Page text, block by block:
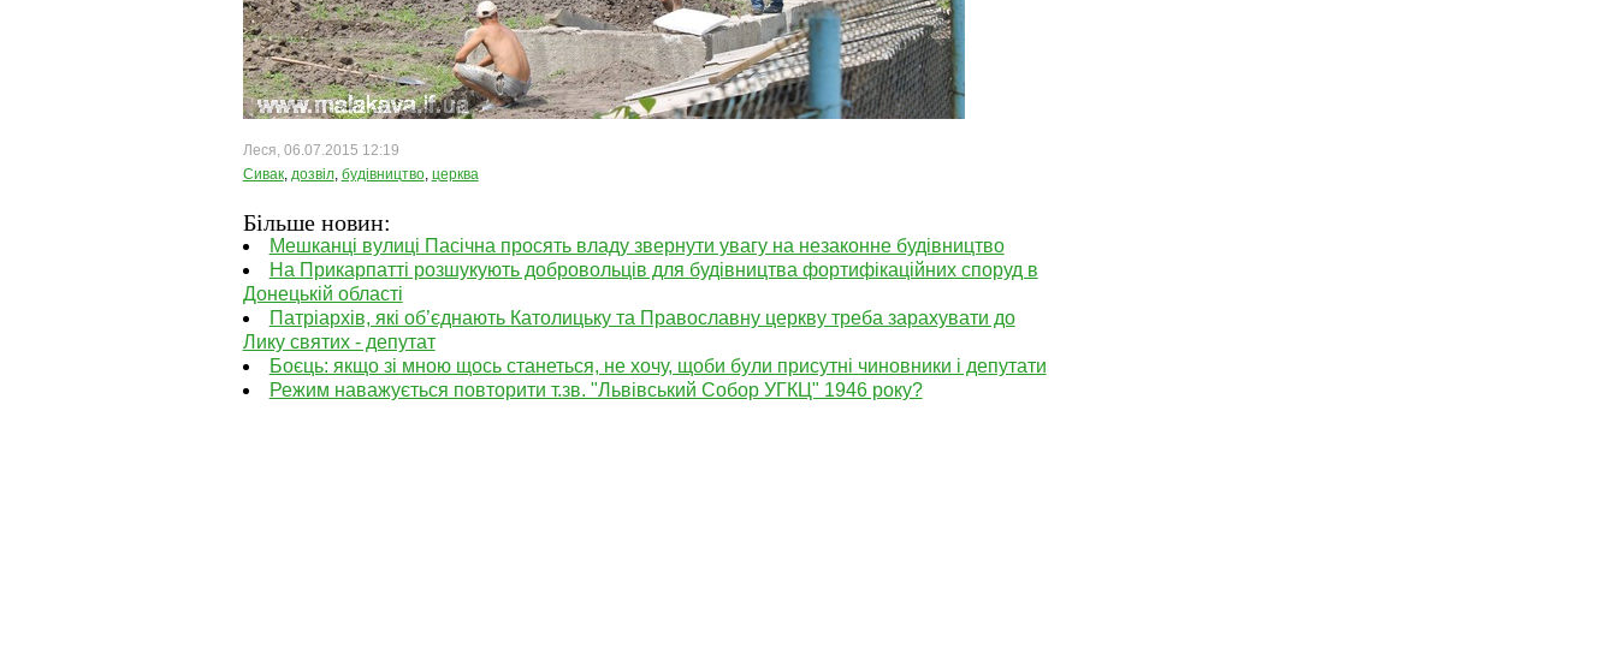
Леся, 06.07.2015 12:19
Сивак, дозвіл, будівництво, церква
Більше новин:
Мешканці вулиці Пасічна просять владу звернути увагу на незаконне будівництво
На Прикарпатті розшукують добровольців для будівництва фортифікаційних споруд в
Донецькій області
Патріархів, які об’єднають Католицьку та Православну церкву треба зарахувати до
Лику святих - депутат
Боєць: якщо зі мною щось станеться, не хочу, щоби були присутні чиновники і депутати
Режим наважується повторити т.зв. "Львівський Собор УГКЦ" 1946 року?